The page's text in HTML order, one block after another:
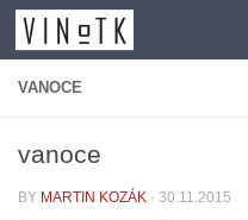
Skip to content
VANOCE
vanoce
BY MARTIN KOZÁK · 30.11.2015